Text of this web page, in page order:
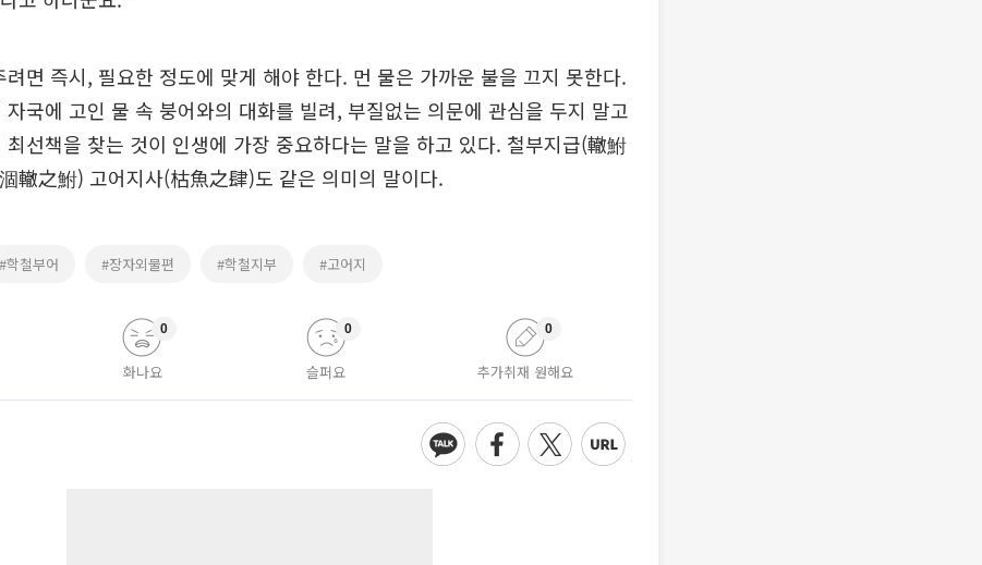
려면 즉시, 필요한 정도에 맞게 해야 한다. 먼 물은 가까운 불을 끄지 못한다.
자국에 고인 물 속 붕어와의 대화를 빌려, 부질없는 의문에 관심을 두지 말고
최선책을 찾는 것이 인생에 가장 중요하다는 말을 하고 있다. 철부지급(轍鮒
轍之鮒) 고어지사(枯魚之肆)도 같은 의미의 말이다.
#학철부어 #장자외물편 #학철지부 #고어지
화나요
0
슬퍼요
0
추가취재 원해요
0